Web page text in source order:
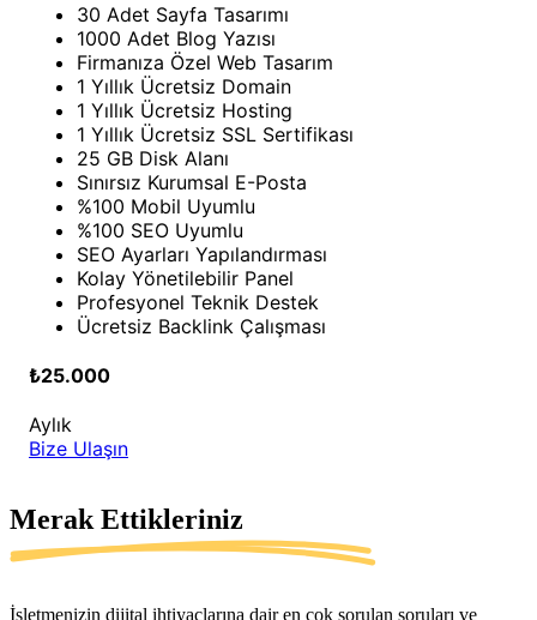
30 Adet Sayfa Tasarımı
1000 Adet Blog Yazısı
Firmanıza Özel Web Tasarım
1 Yıllık Ücretsiz Domain
1 Yıllık Ücretsiz Hosting
1 Yıllık Ücretsiz SSL Sertifikası
25 GB Disk Alanı
Sınırsız Kurumsal E-Posta
%100 Mobil Uyumlu
%100 SEO Uyumlu
SEO Ayarları Yapılandırması
Kolay Yönetilebilir Panel
Profesyonel Teknik Destek
Ücretsiz Backlink Çalışması
₺25.000
Aylık
Bize Ulaşın
Merak Ettikleriniz
İşletmenizin dijital ihtiyaçlarına dair en çok sorulan soruları ve